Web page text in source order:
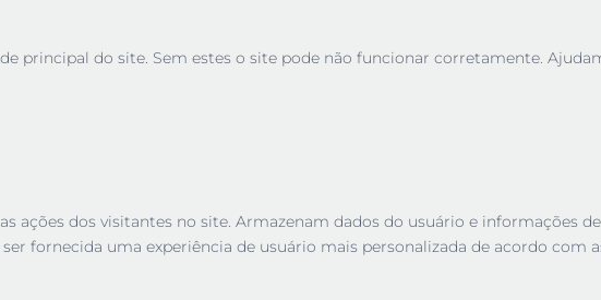
principal do site. Sem estes o site pode não funcionar corretamente.
ações dos visitantes no site. Armazenam dados do usuário e
fornecida uma experiência de usuário mais personalizada de acordo com